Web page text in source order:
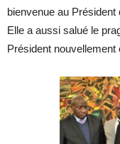
bienvenue au Président
Elle a aussi salué le
Président nouvellement